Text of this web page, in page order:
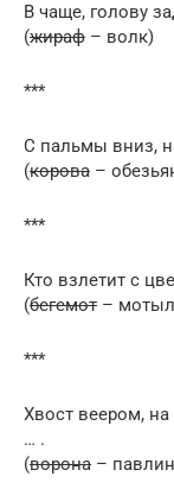
В чаще, голову
(жираф – волк)
***
С пальмы вниз,
(корова –
***
Кто взлетит с
(бегемот –
***
Хвост веером,
… .
(ворона –